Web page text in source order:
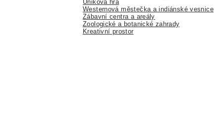
Úniková hra
Westernová městečka a indiánské vesnice
Zábavní centra a areály
Zoologické a botanické zahrady
Kreativní prostor